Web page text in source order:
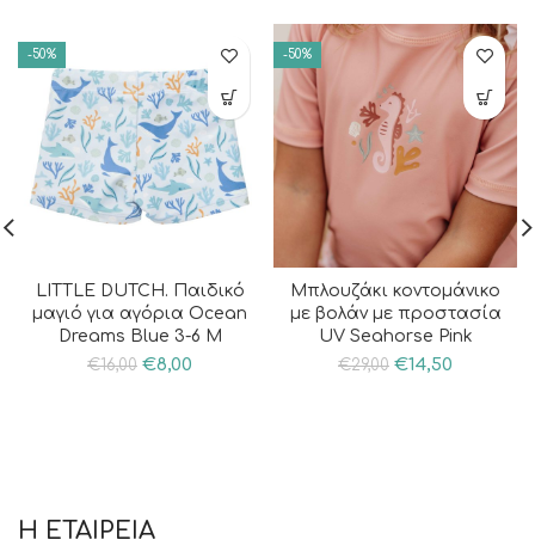
-50%
LITTLE DUTCH. Παιδικό
μαγιό για αγόρια Ocean
Dreams Blue 3-6 Μ
€16,00 €8,00
-50%
Μπλουζάκι κοντομάνικο
με βολάν με προστασία
UV Seahorse Pink
€29,00 €14,50
Η ΕΤΑΙΡΕΙΑ